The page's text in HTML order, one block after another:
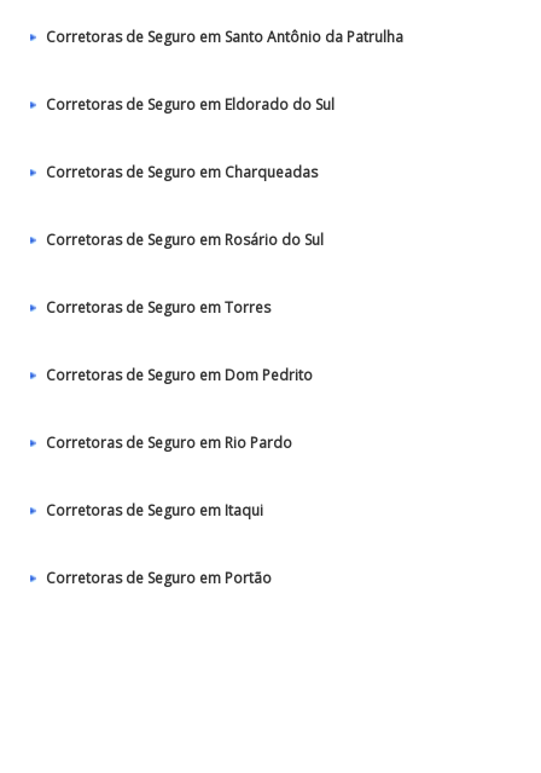
Corretoras de Seguro em Santo Antônio da Patrulha
Corretoras de Seguro em Eldorado do Sul
Corretoras de Seguro em Charqueadas
Corretoras de Seguro em Rosário do Sul
Corretoras de Seguro em Torres
Corretoras de Seguro em Dom Pedrito
Corretoras de Seguro em Rio Pardo
Corretoras de Seguro em Itaqui
Corretoras de Seguro em Portão